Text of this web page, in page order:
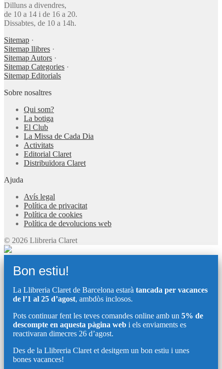
Dilluns a divendres,
de 10 a 14 i de 16 a 20.
Dissabtes, de 10 a 14h.
Sitemap ·
Sitemap llibres ·
Sitemap Autors ·
Sitemap Categories ·
Sitemap Editorials
Sobre nosaltres
Qui som?
La botiga
El Club
La Missa de Cada Dia
Activitats
Editorial Claret
Distribuïdora Claret
Ajuda
Avís legal
Política de privacitat
Política de cookies
Política de devolucions web
© 2026 Llibreria Claret
Bon estiu!
La Llibreria Claret de Barcelona estarà tancada per vacances
de l’1 al 25 d’agost, ambdòs inclosos.
Pots continuar fent les teves comandes online amb un 5% de
descompte en aquesta pàgina web i els enviaments es
reactivaran dimecres 26 d’agost.
Des de la Llibreria Claret et desitgem un bon estiu i unes
bones vacances!